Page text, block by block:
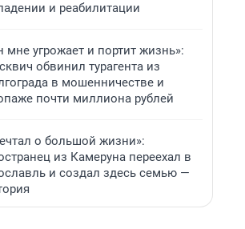
и реабилитации
мне угрожает и портит жизнь»:
обвинил турагента из
в мошенничестве и
почти миллиона рублей
о большой жизни»:
из Камеруна переехал в
и создал здесь семью —